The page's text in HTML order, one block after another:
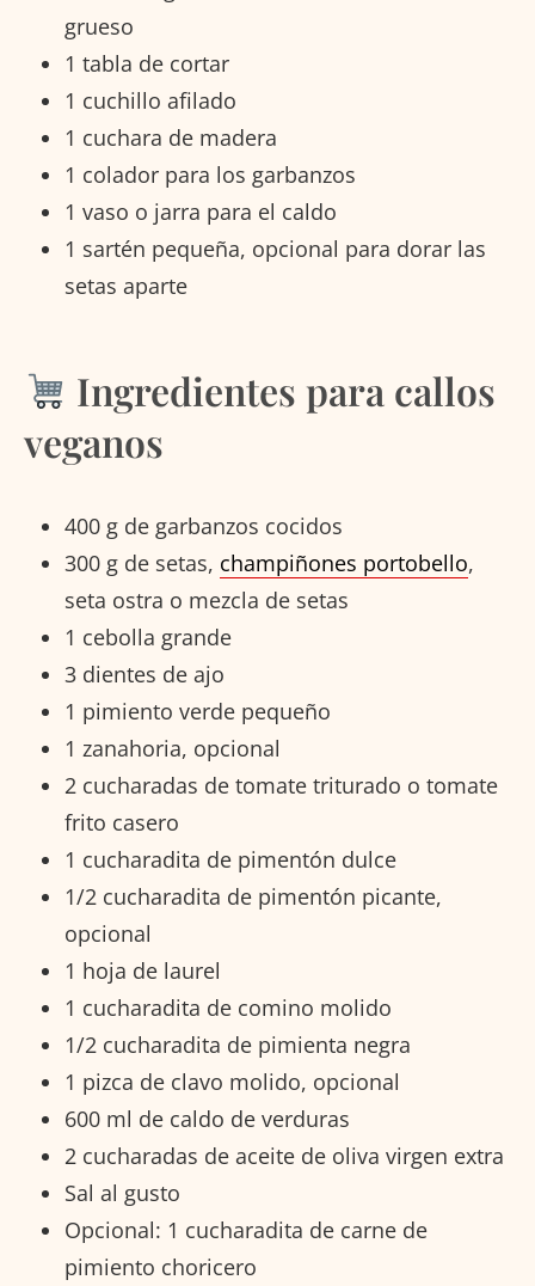
grueso
1 tabla de cortar
1 cuchillo afilado
1 cuchara de madera
1 colador para los garbanzos
1 vaso o jarra para el caldo
1 sartén pequeña, opcional para dorar las
setas aparte
Ingredientes para callos
veganos
400 g de garbanzos cocidos
300 g de setas, champiñones portobello,
seta ostra o mezcla de setas
1 cebolla grande
3 dientes de ajo
1 pimiento verde pequeño
1 zanahoria, opcional
2 cucharadas de tomate triturado o tomate
frito casero
1 cucharadita de pimentón dulce
1/2 cucharadita de pimentón picante,
opcional
1 hoja de laurel
1 cucharadita de comino molido
1/2 cucharadita de pimienta negra
1 pizca de clavo molido, opcional
600 ml de caldo de verduras
2 cucharadas de aceite de oliva virgen extra
Sal al gusto
Opcional: 1 cucharadita de carne de
pimiento choricero